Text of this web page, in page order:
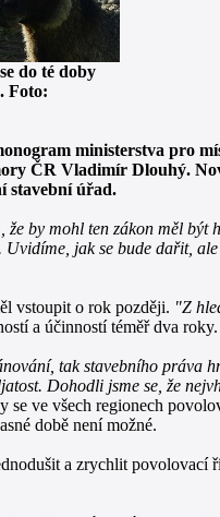
do té doby
Foto:
ministerstva pro
ČR Vladimír Dlouhý.
stavební úřad.
by mohl ten zákon měl
jak se bude dařit,
vstoupit o rok později. "Z
a účinností téměř dva roky.
tak stavebního práva
Dohodli jsme se, že
ve všech regionech
době není možné.
a zrychlit